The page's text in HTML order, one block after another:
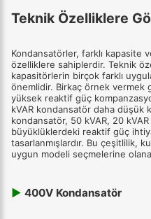
Teknik Özelliklere
Kondansatörler, farklı kapasite
özelliklere sahiplerdir. Teknik
kapasitörlerin birçok farklı
önemlidir. Birkaç örnek vermek
yüksek reaktif güç
kVAR kondansatör daha düşük
kondansatör, 50 kVAR, 20
büyüklüklerdeki reaktif güç
tasarlanmışlardır. Bu çeşitlilik,
uygun modeli seçmelerine
▶ 400V Kondansatör